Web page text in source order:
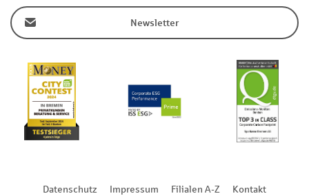
Newsletter
Datenschutz Impressum Filialen A-Z Kontakt